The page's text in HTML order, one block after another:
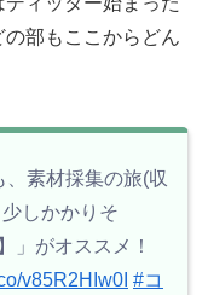
部もここからどん
、素材採集の旅(収
しかかりそ
」がオススメ！
v85R2HIw0I #コ